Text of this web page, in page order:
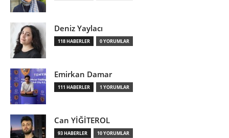
Deniz Yaylacı
118 HABERLER 0 YORUMLAR
Emirkan Damar
111 HABERLER 1 YORUMLAR
Can YİĞİTEROL
93 HABERLER 10 YORUMLAR